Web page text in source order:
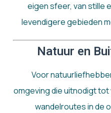
eigen sfeer, van stille
levendigere gebieden
Natuur en
Voor
omgeving die uitnodigt
wandelroutes in de